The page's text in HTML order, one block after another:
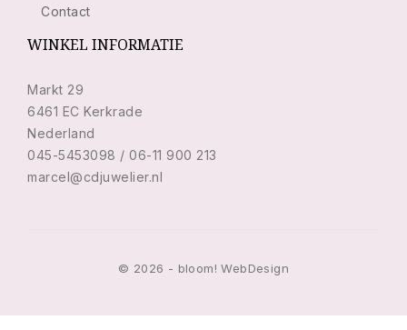
Contact
WINKEL INFORMATIE
Markt 29
6461 EC Kerkrade
Nederland
045-5453098 / 06-11 900 213
marcel@cdjuwelier.nl
© 2026 - bloom! WebDesign